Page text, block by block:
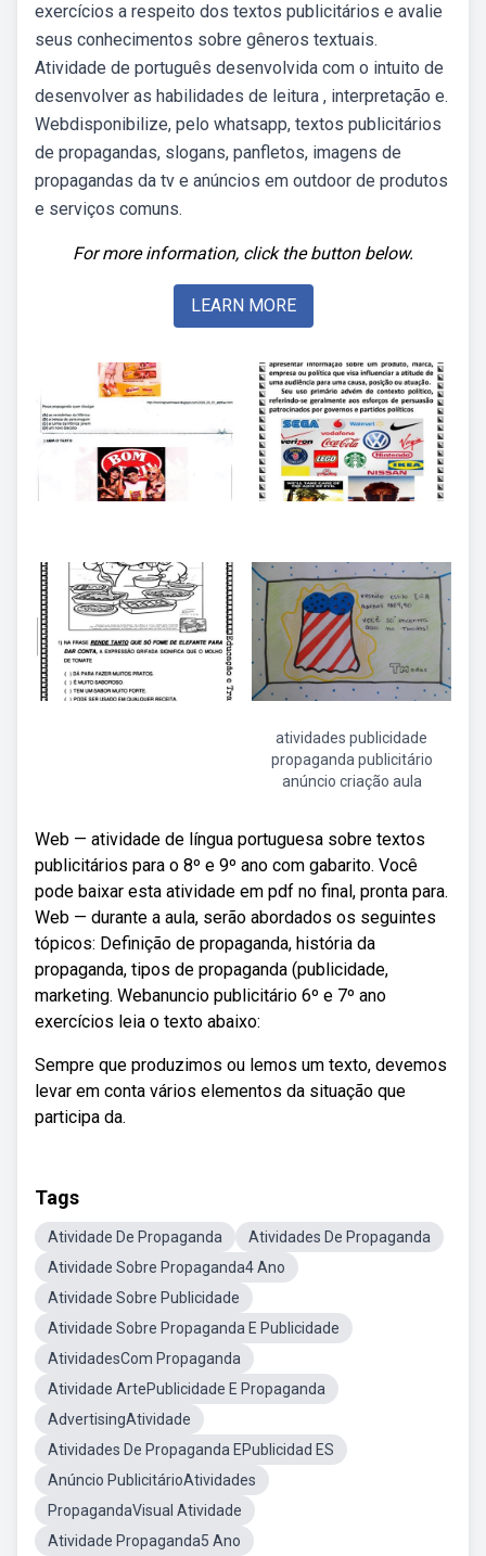
exercícios a respeito dos textos publicitários e avalie
seus conhecimentos sobre gêneros textuais.
Atividade de português desenvolvida com o intuito de
desenvolver as habilidades de leitura , interpretação e.
Webdisponibilize, pelo whatsapp, textos publicitários
de propagandas, slogans, panfletos, imagens de
propagandas da tv e anúncios em outdoor de produtos
e serviços comuns.
For more information, click the button below.
LEARN MORE
atividades publicidade
propaganda publicitário
anúncio criação aula
Web — atividade de língua portuguesa sobre textos
publicitários para o 8º e 9º ano com gabarito. Você
pode baixar esta atividade em pdf no final, pronta para.
Web — durante a aula, serão abordados os seguintes
tópicos: Definição de propaganda, história da
propaganda, tipos de propaganda (publicidade,
marketing. Webanuncio publicitário 6º e 7º ano
exercícios leia o texto abaixo:
Sempre que produzimos ou lemos um texto, devemos
levar em conta vários elementos da situação que
participa da.
Tags
Atividade De Propaganda
Atividades De Propaganda
Atividade Sobre Propaganda4 Ano
Atividade Sobre Publicidade
Atividade Sobre Propaganda E Publicidade
AtividadesCom Propaganda
Atividade ArtePublicidade E Propaganda
AdvertisingAtividade
Atividades De Propaganda EPublicidad ES
Anúncio PublicitárioAtividades
PropagandaVisual Atividade
Atividade Propaganda5 Ano